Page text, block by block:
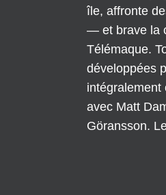
île, affronte
— et brave la
Télémaque.
développées
intégralement
avec Matt
Göransson.